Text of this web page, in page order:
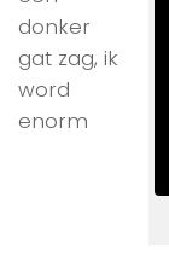
donker
gat zag, ik
word
enorm